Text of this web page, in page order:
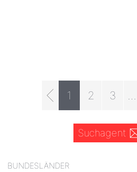
1 2 3
Suchagent
BUNDESLÄNDER